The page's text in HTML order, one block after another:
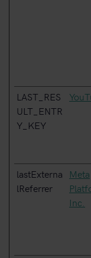
LAST_RES
ULT_ENTR
Y_KEY
lastExterna
lReferrer
Meta
Inc.